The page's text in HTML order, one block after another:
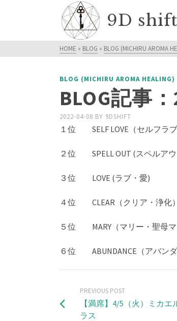
9D shift
HOME » BLOG » BLOG (MICHIRU AROMA
BLOG (MICHIRU AROMA HEALING)
BLOG記事
2022-04-08 BY 9DSHIFT
１位 SELF LOVE（セルフラブ
２位 SPELL OUT (スペルア
３位 LOVE (ラブ・愛)
４位 CLEAR（クリア・浄化）
５位 MARY（マリー・聖母マ
６位 ABUNDANCE（アバンダ
PREVIOUS POST
【満席】4/5（火）ミカ
ラス